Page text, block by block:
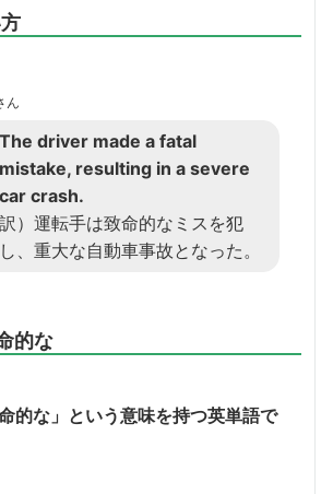
ん
The driver made a fatal
mistake, resulting in a severe
car crash.
訳）運転手は致命的なミスを犯
し、重大な自動車事故となった。
的な
的な」という意味を持つ英単語で